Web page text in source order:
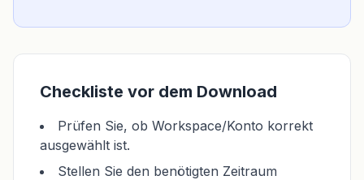
Checkliste vor dem Download
Prüfen Sie, ob Workspace/Konto korrekt
ausgewählt ist.
Stellen Sie den benötigten Zeitraum